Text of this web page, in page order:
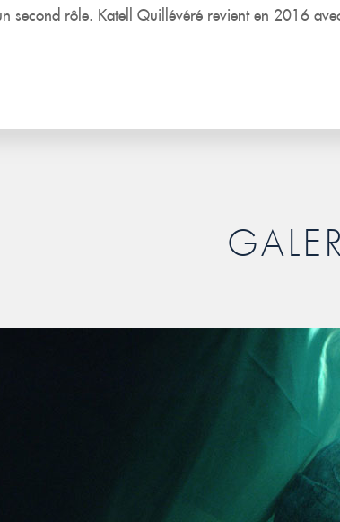
second rôle. Katell Quillévéré revient en 2016